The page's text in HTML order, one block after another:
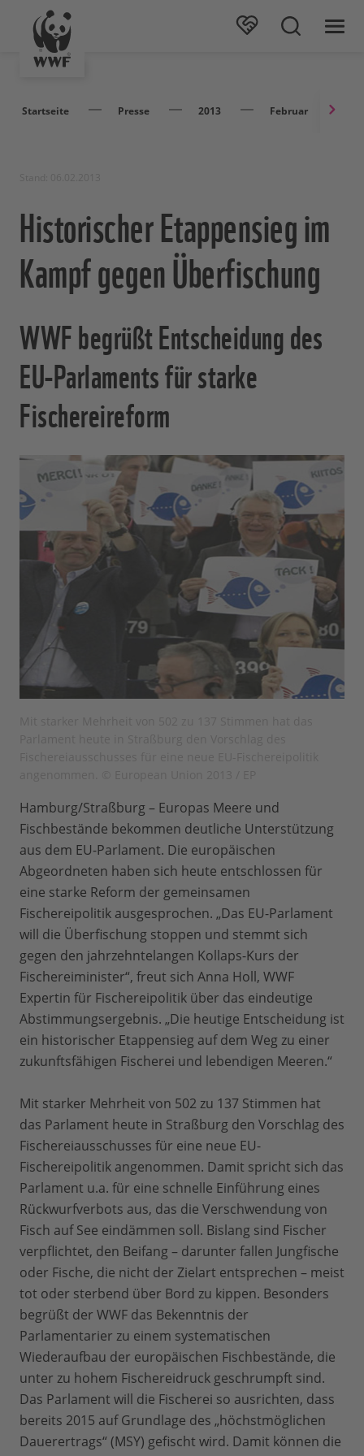
Startseite Presse 2013 Februar
Historischer Etappensieg im
Kampf gegen Überfischung
WWF begrüßt Entscheidung des
EU-Parlaments für starke
Fischereireform
Hamburg/Straßburg – Europas Meere und
Fischbestände bekommen deutliche Unterstützung
aus dem EU-Parlament. Die europäischen
Abgeordneten haben sich heute entschlossen für
eine starke Reform der gemeinsamen
Fischereipolitik ausgesprochen. „Das EU-Parlament
will die Überfischung stoppen und stemmt sich
gegen den jahrzehntelangen Kollaps-Kurs der
Fischereiminister“, freut sich Anna Holl, WWF
Expertin für Fischereipolitik über das eindeutige
Abstimmungsergebnis. „Die heutige Entscheidung ist
ein historischer Etappensieg auf dem Weg zu einer
zukunftsfähigen Fischerei und lebendigen Meeren.“
Mit starker Mehrheit von 502 zu 137 Stimmen hat
das Parlament heute in Straßburg den Vorschlag des
Fischereiausschusses für eine neue EU-
Fischereipolitik angenommen. Damit spricht sich das
Parlament u.a. für eine schnelle Einführung eines
Rückwurfverbots aus, das die Verschwendung von
Fisch auf See eindämmen soll. Bislang sind Fischer
verpflichtet, den Beifang – darunter fallen Jungfische
oder Fische, die nicht der Zielart entsprechen – meist
tot oder sterbend über Bord zu kippen. Besonders
begrüßt der WWF das Bekenntnis der
Parlamentarier zu einem systematischen
Wiederaufbau der europäischen Fischbestände, die
unter zu hohem Fischereidruck geschrumpft sind.
Das Parlament will die Fischerei so ausrichten, dass
bereits 2015 auf Grundlage des „höchstmöglichen
Dauerertrags“ (MSY) gefischt wird. Damit können die